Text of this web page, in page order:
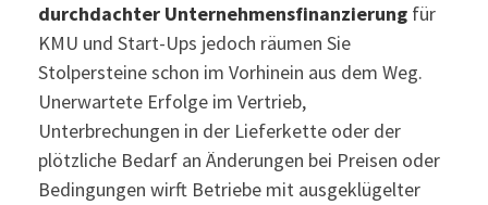
durchdachter Unternehmensfinanzierung für
KMU und Start-Ups jedoch räumen Sie
Stolpersteine schon im Vorhinein aus dem Weg.
Unerwartete Erfolge im Vertrieb,
Unterbrechungen in der Lieferkette oder der
plötzliche Bedarf an Änderungen bei Preisen oder
Bedingungen wirft Betriebe mit ausgeklügelter